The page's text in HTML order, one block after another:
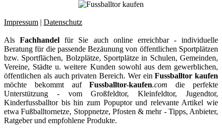
Impressum | Datenschutz
AlsFachhandel für Sie auch online erreichbar - individuelle
Beratung für die passende Bezäunung von öffentlichen Sportplätzen
bzw. Sportflächen, Bolzplätze, Sportplätze in Schulen, Gemeinden,
Vereine, Städte u. weitere Kunden sowohl aus dem gewerblichen,
öffentlichen als auch privaten Bereich. Wer einFussballtor kaufen
möchte bekommt aufFussballtor-kaufen.com die perfekte
Unterstützung - vom Großfeldtor, Kleinfeldtor, Jugendtor,
Kinderfussballtor bis hin zum Popuptor und relevante Artikel wie
etwa Fußballtornetze, Stoppnetze, Pfosten & mehr - Tipps, Anbieter,
Ratgeber und empfohlene Produkte.